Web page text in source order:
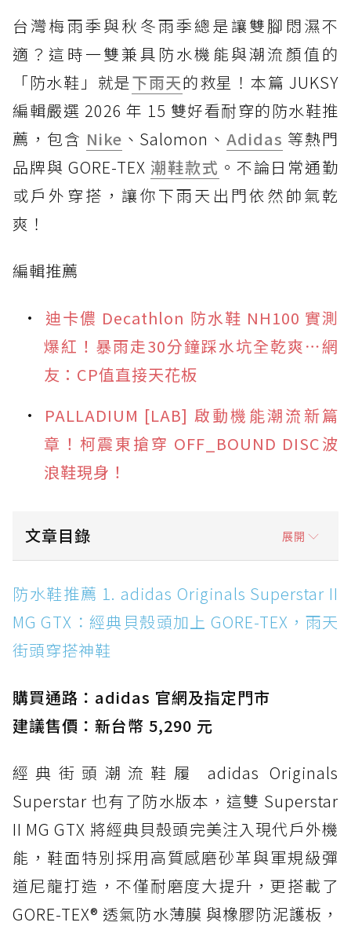
台灣梅雨季與秋冬雨季總是讓雙腳悶濕不
適？這時一雙兼具防水機能與潮流顏值的
「防水鞋」就是下雨天的救星！本篇 JUKSY
編輯嚴選 2026 年 15 雙好看耐穿的防水鞋推
薦，包含 Nike 、Salomon、Adidas 等熱門
品牌與 GORE-TEX 潮鞋款式 。不論日常通勤
或戶外穿搭，讓你下雨天出門依然帥氣乾
爽！
編輯推薦
迪卡儂 Decathlon 防水鞋 NH100 實測
爆紅！暴雨走30分鐘踩水坑全乾爽⋯網
友：CP值直接天花板
PALLADIUM [LAB] 啟動機能潮流新篇
章！柯震東搶穿 OFF_BOUND DISC波
浪鞋現身！
文章目錄 展開
防水鞋推薦 1. adidas Originals Superstar II
MG GTX：經典貝殼頭加上 GORE-TEX，雨天街
頭穿搭神鞋
防水鞋推薦 2. New Balance Hierro v9 GORE-
防水鞋推薦 3. Nike Dunk Low GORE-TEX：
經典 Dunk 輪廓加上防水科技，雨天穿搭帥度不
打折
防水鞋推薦 4. ASICS TRABUCO 14 GTX：搭
載 GORE-TEX 隱形貼合科技，全方位防水神鞋
防水鞋推薦 5. Salomon XT-6 GORE-TEX：潮
人必備山系鞋王！防滑、防水與街頭顏值一次攻
頂
防水鞋推薦 6. HOKA Stinson Evo GTX：越野
復刻厚底，GORE-TEX 防水與增高神器一次滿
防水鞋推薦 1. adidas Originals Superstar II
MG GTX：經典貝殼頭加上 GORE-TEX，雨天
街頭穿搭神鞋
購買通路：adidas 官網及指定門市
建議售價：新台幣 5,290 元
經典街頭潮流鞋履 adidas Originals
Superstar 也有了防水版本，這雙 Superstar
II MG GTX 將經典貝殼頭完美注入現代戶外機
能，鞋面特別採用高質感磨砂革與軍規級彈
道尼龍打造，不僅耐磨度大提升，更搭載了
GORE-TEX® 透氣防水薄膜 與橡膠防泥護板，